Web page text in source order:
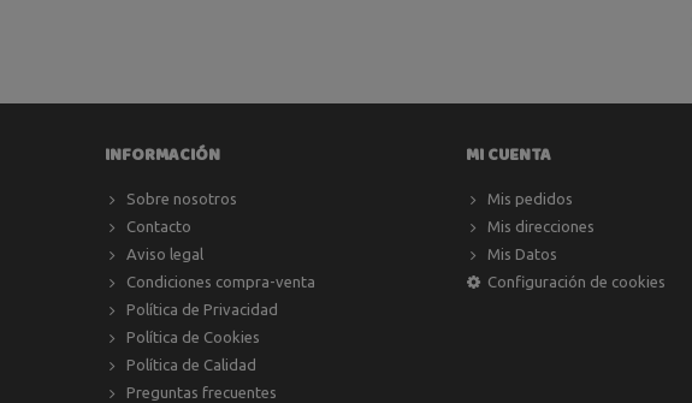
INFORMACIÓN
Sobre nosotros
Contacto
Aviso legal
Condiciones compra-venta
Política de Privacidad
Política de Cookies
Política de Calidad
Preguntas frecuentes
MI CUENTA
Mis pedidos
Mis direcciones
Mis Datos
Configuración de cookies